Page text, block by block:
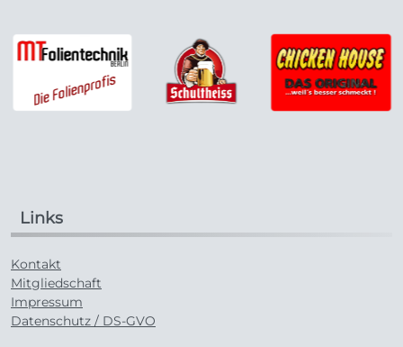
Links
Kontakt
Mitgliedschaft
Impressum
Datenschutz / DS-GVO